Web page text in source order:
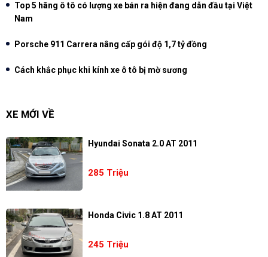
Top 5 hãng ô tô có lượng xe bán ra hiện đang dẫn đầu tại Việt
Nam
Porsche 911 Carrera nâng cấp gói độ 1,7 tỷ đồng
Cách khắc phục khi kính xe ô tô bị mờ sương
XE MỚI VỀ
Hyundai Sonata 2.0 AT 2011
285 Triệu
Honda Civic 1.8 AT 2011
245 Triệu